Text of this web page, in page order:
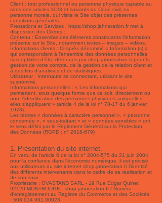
Client : tout professionnel ou personne physique capable au
sens des articles 1123 et suivants du Code civil, ou
personne morale, qui visite le Site objet des présentes
conditions générales.
Prestations et Services : https://shop.jahneration.frmet à
disposition des Clients :
Contenu : Ensemble des éléments constituants l’information
présente sur le Site, notamment textes – images – vidéos.
Informations clients : Ci-après dénommé « Information (s) »
qui correspondent à l’ensemble des données personnelles
susceptibles d’être détenues par shop.jahneration.fr pour la
gestion de votre compte, de la gestion de la relation client et
à des fins d’analyses et de statistiques.
Utilisateur : Internaute se connectant, utilisant le site
susnommé.
Informations personnelles : « Les informations qui
permettent, sous quelque forme que ce soit, directement ou
non, l'identification des personnes physiques auxquelles
elles s'appliquent » (article 4 de la loi n° 78-17 du 6 janvier
1978).
Les termes « données à caractère personnel », « personne
concernée », « sous-traitant » et « données sensibles » ont
le sens défini par le Règlement Général sur la Protection
des Données (RGPD : n° 2016-679)
1. Présentation du site internet.
En vertu de l'article 6 de la loi n° 2004-575 du 21 juin 2004
pour la confiance dans l'économie numérique, il est précisé
aux utilisateurs du site internet shop.jahneration.fr l’identité
des différents intervenants dans le cadre de sa réalisation et
de son suivi:
Propriétaire : OVASTAND SARL - 19 Rue Edgar Quinet
92120 MONTROUGE - shop.jahneration.fr / Numéro
d'enregistrement au Registre du Commerce et des Sociétés
: 508 914 991 00023